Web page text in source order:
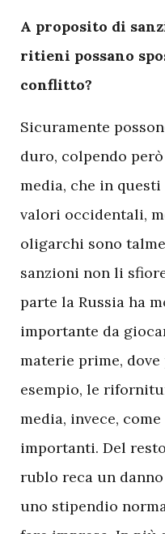
A proposito di
ritieni possano
conflitto?
Sicuramente
duro, colpendo
media, che in
valori occidentali,
oligarchi sono
sanzioni non li
parte la Russia ha
importante da
materie prime,
esempio, le
media, invece,
importanti. Del
rublo reca un
uno stipendio